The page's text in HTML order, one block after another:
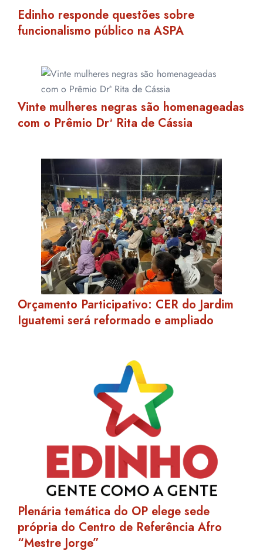
Edinho responde questões sobre
funcionalismo público na ASPA
Vinte mulheres negras são homenageadas
com o Prêmio Drª Rita de Cássia
Orçamento Participativo: CER do Jardim
Iguatemi será reformado e ampliado
Plenária temática do OP elege sede
própria do Centro de Referência Afro
“Mestre Jorge”